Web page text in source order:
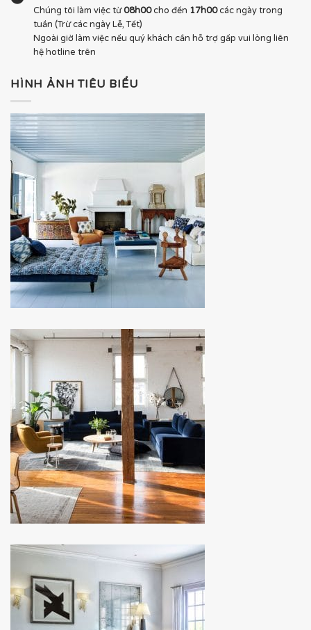
Chúng tôi làm việc từ08h00cho đến 17h00các ngày trong
tuần (Trừ các ngày Lễ, Tết)
Ngoài giờ làm việc nếu quý khách cần hỗ trợ gấp vui lòng liên
hệ hotline trên
HÌNH ẢNH TIÊU BIỂU